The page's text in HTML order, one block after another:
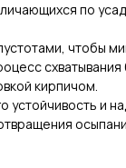
по
чтобы
кирпичом.
устойчивость и